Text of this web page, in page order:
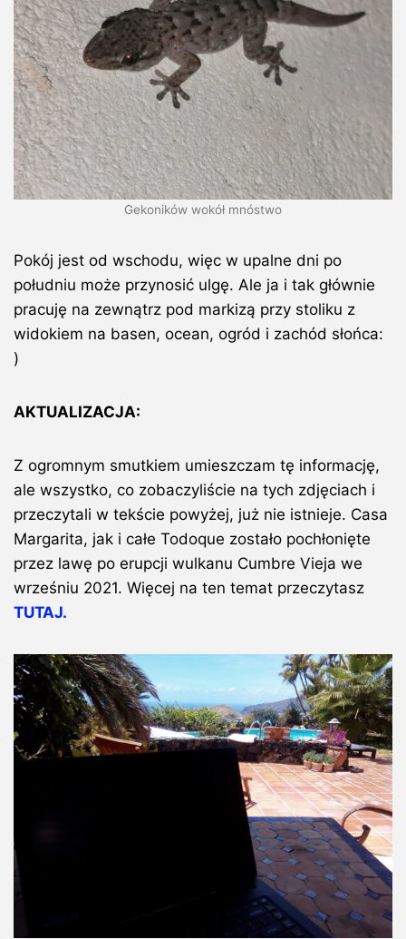
Gekoników wokół mnóstwo
Pokój jest od wschodu, więc w upalne dni po
południu może przynosić ulgę. Ale ja i tak głównie
pracuję na zewnątrz pod markizą przy stoliku z
widokiem na basen, ocean, ogród i zachód słońca:
)
AKTUALIZACJA:
Z ogromnym smutkiem umieszczam tę informację,
ale wszystko, co zobaczyliście na tych zdjęciach i
przeczytali w tekście powyżej, już nie istnieje. Casa
Margarita, jak i całe Todoque zostało pochłonięte
przez lawę po erupcji wulkanu Cumbre Vieja we
wrześniu 2021. Więcej na ten temat przeczytasz
TUTAJ.